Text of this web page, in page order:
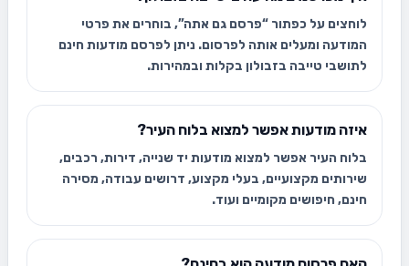
לוחצים על כפתור “פרסם גם אתה”, בוחרים את פרטי
המודעה ומעלים אותה לפרסום. ניתן לפרסם מודעות חינם
לתושבי טייבה בזבולון בקלות ובמהירות.
איזה מודעות אפשר למצוא בלוח העיר?
בלוח העיר אפשר למצוא מודעות יד שנייה, דירות, רכבים,
שירותים מקצועיים, בעלי מקצוע, דרושים עבודה, מסירה
חינם, חיפושים מקומיים ועוד.